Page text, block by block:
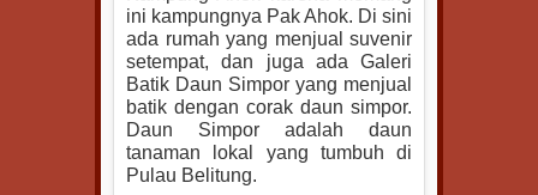
ini kampungnya Pak Ahok. Di sini
ada rumah yang menjual suvenir
setempat, dan juga ada Galeri
Batik Daun Simpor yang menjual
batik dengan corak daun simpor.
Daun Simpor adalah daun
tanaman lokal yang tumbuh di
Pulau Belitung.